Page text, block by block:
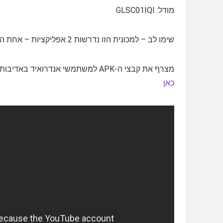
מודל: GLSC01IQI
שימו לב – למכונית הזו נדרשות 2 אפליקציות – אחת הוראות הרכבה ואחת לשליטה.
מצרף את קבצי ה-APK למשתמשי אנדרואיד באדיבות חבר הקבוצה Tomer Anony-less קישור להורדת הקבצים
כאן